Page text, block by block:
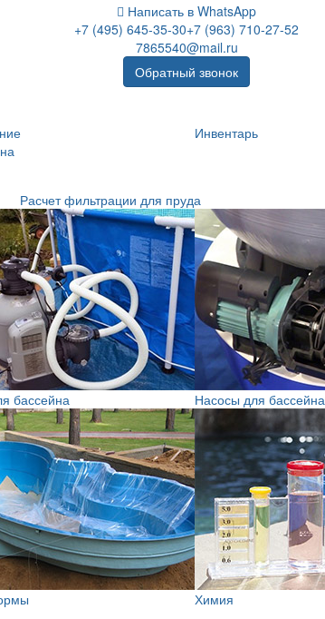
Написать в WhatsApp
+7 (495) 645-35-30+7 (963) 710-27-52
7865540@mail.ru
Обратный звонок
Инвентарь
Расчет фильтрации для пруда
бассейна Насосы для бассейна
Химия